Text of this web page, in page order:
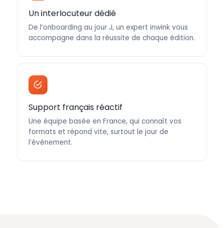
Un interlocuteur dédié
De l’onboarding au jour J, un expert inwink vous
accompagne dans la réussite de chaque édition.
Support français réactif
Une équipe basée en France, qui connaît vos
formats et répond vite, surtout le jour de
l’événement.